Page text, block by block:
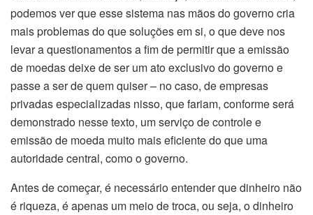
podemos ver que esse sistema nas mãos do governo cria
mais problemas do que soluções em si, o que deve nos
levar a questionamentos a fim de permitir que a emissão
de moedas deixe de ser um ato exclusivo do governo e
passe a ser de quem quiser – no caso, de empresas
privadas especializadas nisso, que fariam, conforme será
demonstrado nesse texto, um serviço de controle e
emissão de moeda muito mais eficiente do que uma
autoridade central, como o governo.
Antes de começar, é necessário entender que dinheiro não
é riqueza, é apenas um meio de troca, ou seja, o dinheiro